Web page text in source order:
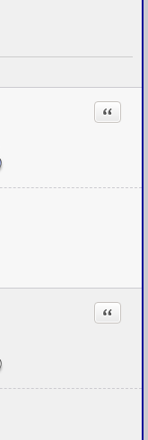
Citation
Citation